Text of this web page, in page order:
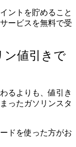
ントを貯めること
ービスを無料で受
ン値引きで
るよりも、値引き
ったガソリンスタ
ドを使った方がお